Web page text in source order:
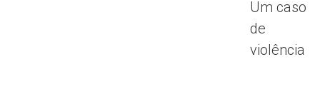
Um caso
de
violência